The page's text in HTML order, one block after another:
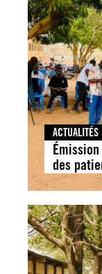
ACTUALITÉS
des